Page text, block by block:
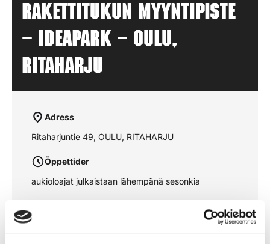
Rakettitukun myyntipiste
– IDEAPARK – OULU,
RITAHARJU
Adress
Ritaharjuntie 49, OULU, RITAHARJU
Öppettider
aukioloajat julkaistaan lähempänä sesonkia
Se rutten på kartan